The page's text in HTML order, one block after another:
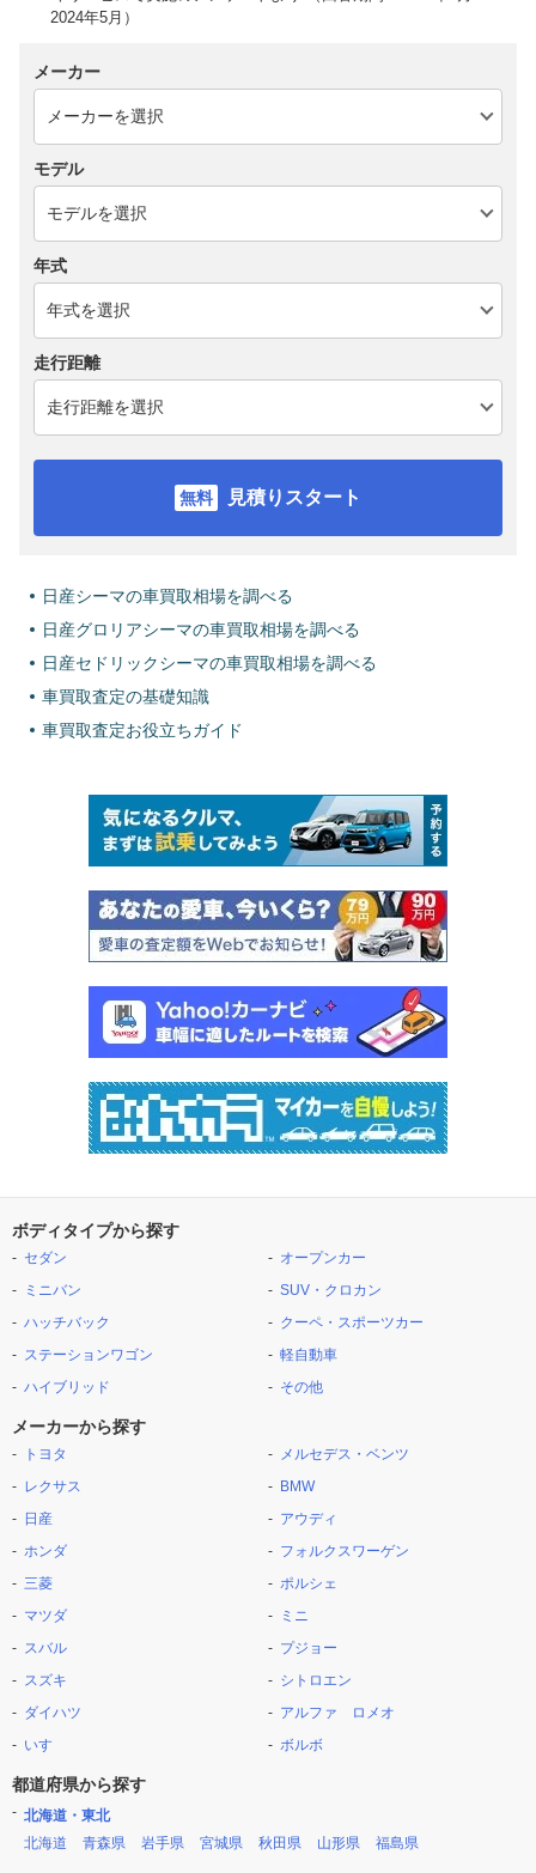
2024年5月）
メーカー
モデル
年式
走行距離
見積りスタート
日産シーマの車買取相場を調べる
日産グロリアシーマの車買取相場を調べる
日産セドリックシーマの車買取相場を調べる
車買取査定の基礎知識
車買取査定お役立ちガイド
ボディタイプから探す
セダン
ミニバン
ハッチバック
ステーションワゴン
ハイブリッド
オープンカー
SUV・クロカン
クーペ・スポーツカー
軽自動車
その他
メーカーから探す
トヨタ
レクサス
日産
ホンダ
三菱
マツダ
スバル
スズキ
ダイハツ
いすゞ
メルセデス・ベンツ
BMW
アウディ
フォルクスワーゲン
ポルシェ
ミニ
プジョー
シトロエン
アルファ ロメオ
ボルボ
都道府県から探す
北海道・東北
北海道
青森県 岩手県 宮城県 秋田県 山形県 福島県